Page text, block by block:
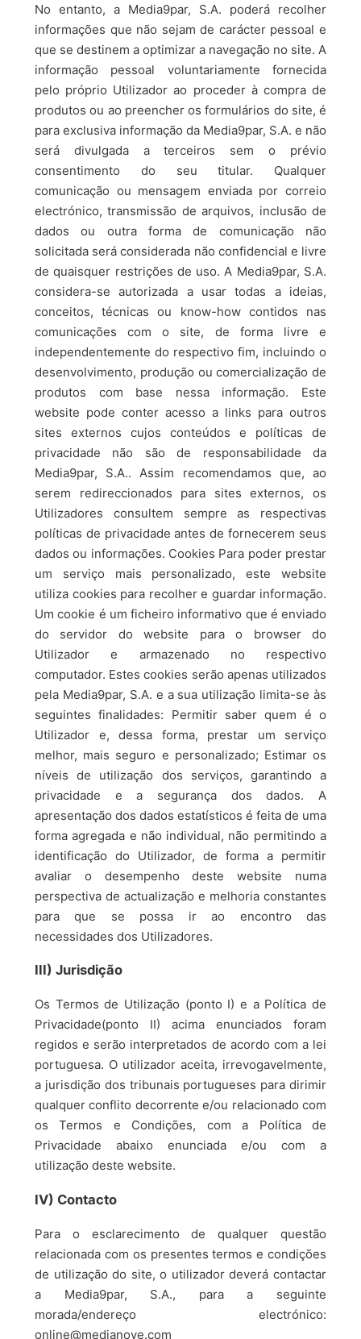
No entanto, a Media9par, S.A. poderá recolher
informações que não sejam de carácter pessoal e
que se destinem a optimizar a navegação no site. A
informação pessoal voluntariamente fornecida
pelo próprio Utilizador ao proceder à compra de
produtos ou ao preencher os formulários do site, é
para exclusiva informação da Media9par, S.A. e não
será divulgada a terceiros sem o prévio
consentimento do seu titular. Qualquer
comunicação ou mensagem enviada por correio
electrónico, transmissão de arquivos, inclusão de
dados ou outra forma de comunicação não
solicitada será considerada não confidencial e livre
de quaisquer restrições de uso. A Media9par, S.A.
considera-se autorizada a usar todas a ideias,
conceitos, técnicas ou know-how contidos nas
comunicações com o site, de forma livre e
independentemente do respectivo fim, incluindo o
desenvolvimento, produção ou comercialização de
produtos com base nessa informação. Este
website pode conter acesso a links para outros
sites externos cujos conteúdos e políticas de
privacidade não são de responsabilidade da
Media9par, S.A.. Assim recomendamos que, ao
serem redireccionados para sites externos, os
Utilizadores consultem sempre as respectivas
políticas de privacidade antes de fornecerem seus
dados ou informações. Cookies Para poder prestar
um serviço mais personalizado, este website
utiliza cookies para recolher e guardar informação.
Um cookie é um ficheiro informativo que é enviado
do servidor do website para o browser do
Utilizador e armazenado no respectivo
computador. Estes cookies serão apenas utilizados
pela Media9par, S.A. e a sua utilização limita-se às
seguintes finalidades: Permitir saber quem é o
Utilizador e, dessa forma, prestar um serviço
melhor, mais seguro e personalizado; Estimar os
níveis de utilização dos serviços, garantindo a
privacidade e a segurança dos dados. A
apresentação dos dados estatísticos é feita de uma
forma agregada e não individual, não permitindo a
identificação do Utilizador, de forma a permitir
avaliar o desempenho deste website numa
perspectiva de actualização e melhoria constantes
para que se possa ir ao encontro das
necessidades dos Utilizadores.
III) Jurisdição
Os Termos de Utilização (ponto I) e a Política de
Privacidade(ponto II) acima enunciados foram
regidos e serão interpretados de acordo com a lei
portuguesa. O utilizador aceita, irrevogavelmente,
a jurisdição dos tribunais portugueses para dirimir
qualquer conflito decorrente e/ou relacionado com
os Termos e Condições, com a Política de
Privacidade abaixo enunciada e/ou com a
utilização deste website.
IV) Contacto
Para o esclarecimento de qualquer questão
relacionada com os presentes termos e condições
de utilização do site, o utilizador deverá contactar
a Media9par, S.A., para a seguinte
morada/endereço electrónico:
online@medianove.com